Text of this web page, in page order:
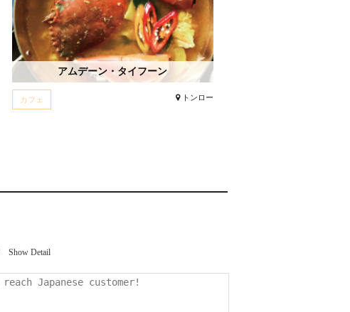
アムデーン・タイフーン
カフェ トンロー
Show Detail